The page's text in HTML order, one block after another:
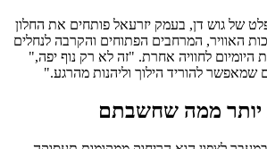
של גוש דן, בעמק יזרעאל פותחים את החלון
האוויר, המרחבים הפתוחים והקרבה לנחלים
היומיום לחוויה אחרת. "זה לא רק נוף יפה,"
שמאפשר להוריד הילוך וליהנות מהרגע."